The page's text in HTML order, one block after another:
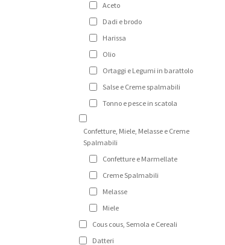
Aceto
Dadi e brodo
Harissa
Olio
Ortaggi e Legumi in barattolo
Salse e Creme spalmabili
Tonno e pesce in scatola
Confetture, Miele, Melasse e Creme
Spalmabili
Confetture e Marmellate
Creme Spalmabili
Melasse
Miele
Cous cous, Semola e Cereali
Datteri